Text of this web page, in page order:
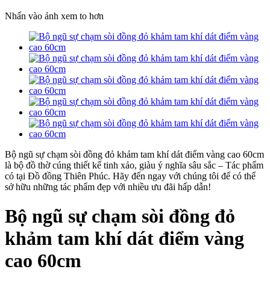
Nhấn vào ảnh xem to hơn
Bộ ngũ sự chạm sòi đồng đỏ khảm tam khí dát điểm vàng cao 60cm
là bộ đồ thờ cúng thiết kế tinh xảo, giàu ý nghĩa sâu sắc – Tác phẩm
có tại Đồ đồng Thiên Phúc. Hãy đến ngay với chúng tôi để có thể
sở hữu những tác phẩm đẹp với nhiều ưu đãi hấp dẫn!
Bộ ngũ sự chạm sòi đồng đỏ
khảm tam khí dát điểm vàng
cao 60cm